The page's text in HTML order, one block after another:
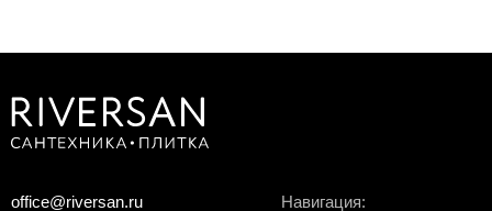
Навигация:
office@riversan.ru